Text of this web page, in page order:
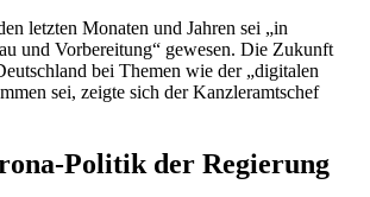
letzten Monaten und Jahren sei „in
und Vorbereitung“ gewesen. Die Zukunft
bei Themen wie der „digitalen
sei, zeigte sich der Kanzleramtschef
Politik der Regierung